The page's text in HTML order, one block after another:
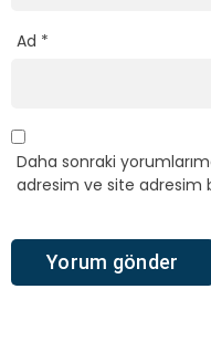
Ad *
Daha sonraki
adresim ve site adresim